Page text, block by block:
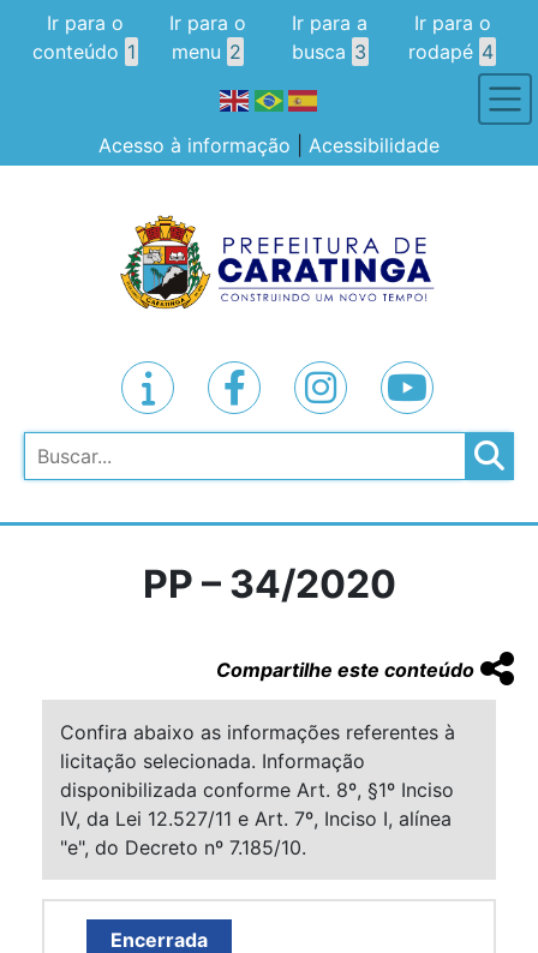
Ir para o
conteúdo 1
Ir para o
menu 2
Ir para a
busca 3
Ir para o
rodapé 4
Acesso à informação Acessibilidade
Pesquisar
PP – 34/2020
Compartilhe este conteúdo
Confira abaixo as informações referentes à
licitação selecionada. Informação
disponibilizada conforme Art. 8º, §1º Inciso
IV, da Lei 12.527/11 e Art. 7º, Inciso I, alínea
"e", do Decreto nº 7.185/10.
Encerrada